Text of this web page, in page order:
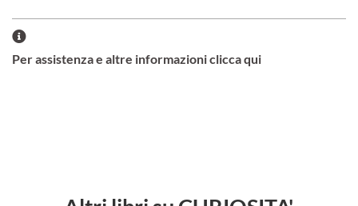
Per assistenza e altre informazioni clicca qui